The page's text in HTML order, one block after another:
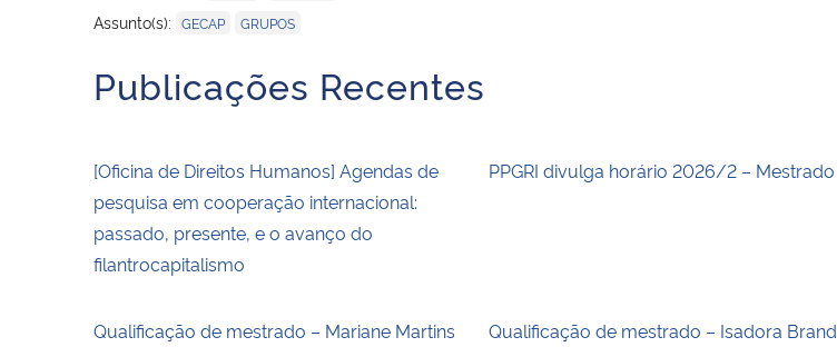
Assunto(s): GECAP GRUPOS
Publicações Recentes
[Oficina de Direitos Humanos] Agendas de
pesquisa em cooperação internacional:
passado, presente, e o avanço do
filantrocapitalismo
PPGRI divulga horário 2026/2 – Mestrado
Qualificação de mestrado – Mariane Martins
Qualificação de mestrado – Isadora Brand